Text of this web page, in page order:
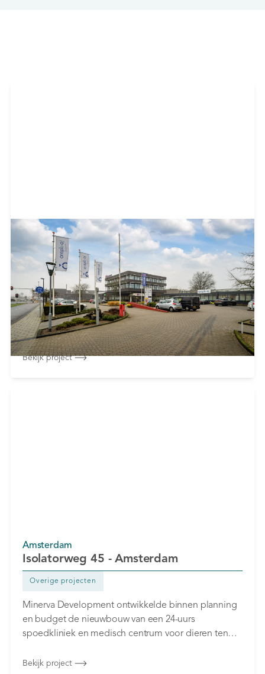
Almelo
Plesmanweg 9 - Almelo
Overige projecten
Minerva Development heeft in samenwerking met
Stevaco Vastgoed het complex Matrix
Bedrijvencentrum ...
Bekijk project
Amsterdam
Isolatorweg 45 - Amsterdam
Overige projecten
Minerva Development ontwikkelde binnen planning
en budget de nieuwbouw van een 24-uurs
spoedkliniek en medisch centrum voor dieren ten
Dieren).
Bekijk project